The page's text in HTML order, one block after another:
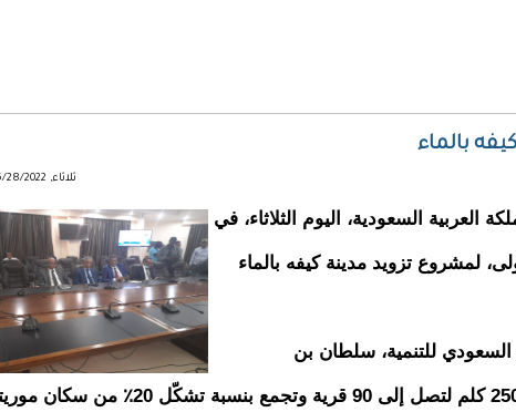
ثلاثاء, 06/28/2022 - 16:02
العربية السعودية، اليوم الثلاثاء، في
لمشروع تزويد مدينة كيفه بالماء
السعودي للتنمية، سلطان بن